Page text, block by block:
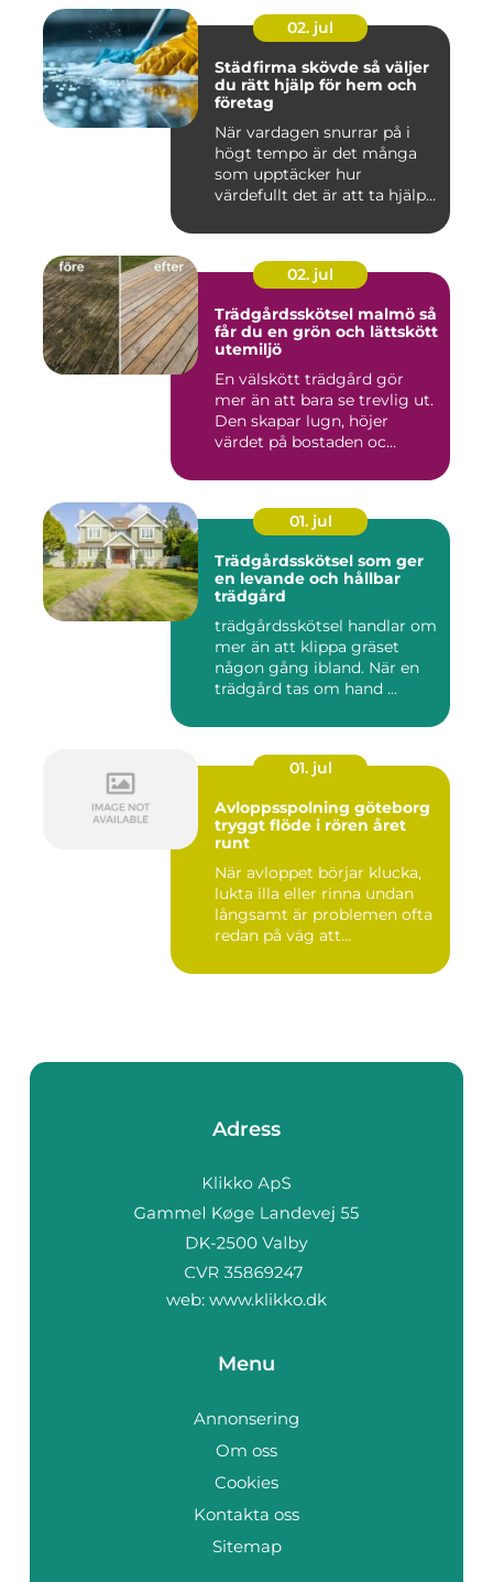
02. jul
Städfirma skövde så väljer
du rätt hjälp för hem och
företag
När vardagen snurrar på i
högt tempo är det många
som upptäcker hur
värdefullt det är att ta hjälp
02. jul
Trädgårdsskötsel malmö så
får du en grön och lättskött
utemiljö
En välskött trädgård gör
mer än att bara se trevlig ut.
Den skapar lugn, höjer
värdet på bostaden oc...
01. jul
Trädgårdsskötsel som ger
en levande och hållbar
trädgård
trädgårdsskötsel handlar om
mer än att klippa gräset
någon gång ibland. När en
trädgård tas om hand ...
01. jul
Avloppsspolning göteborg
tryggt flöde i rören året
runt
När avloppet börjar klucka,
lukta illa eller rinna undan
långsamt är problemen ofta
redan på väg att...
Adress
web: www.klikko.dk
Menu
Annonsering
Om oss
Cookies
Kontakta oss
Sitemap